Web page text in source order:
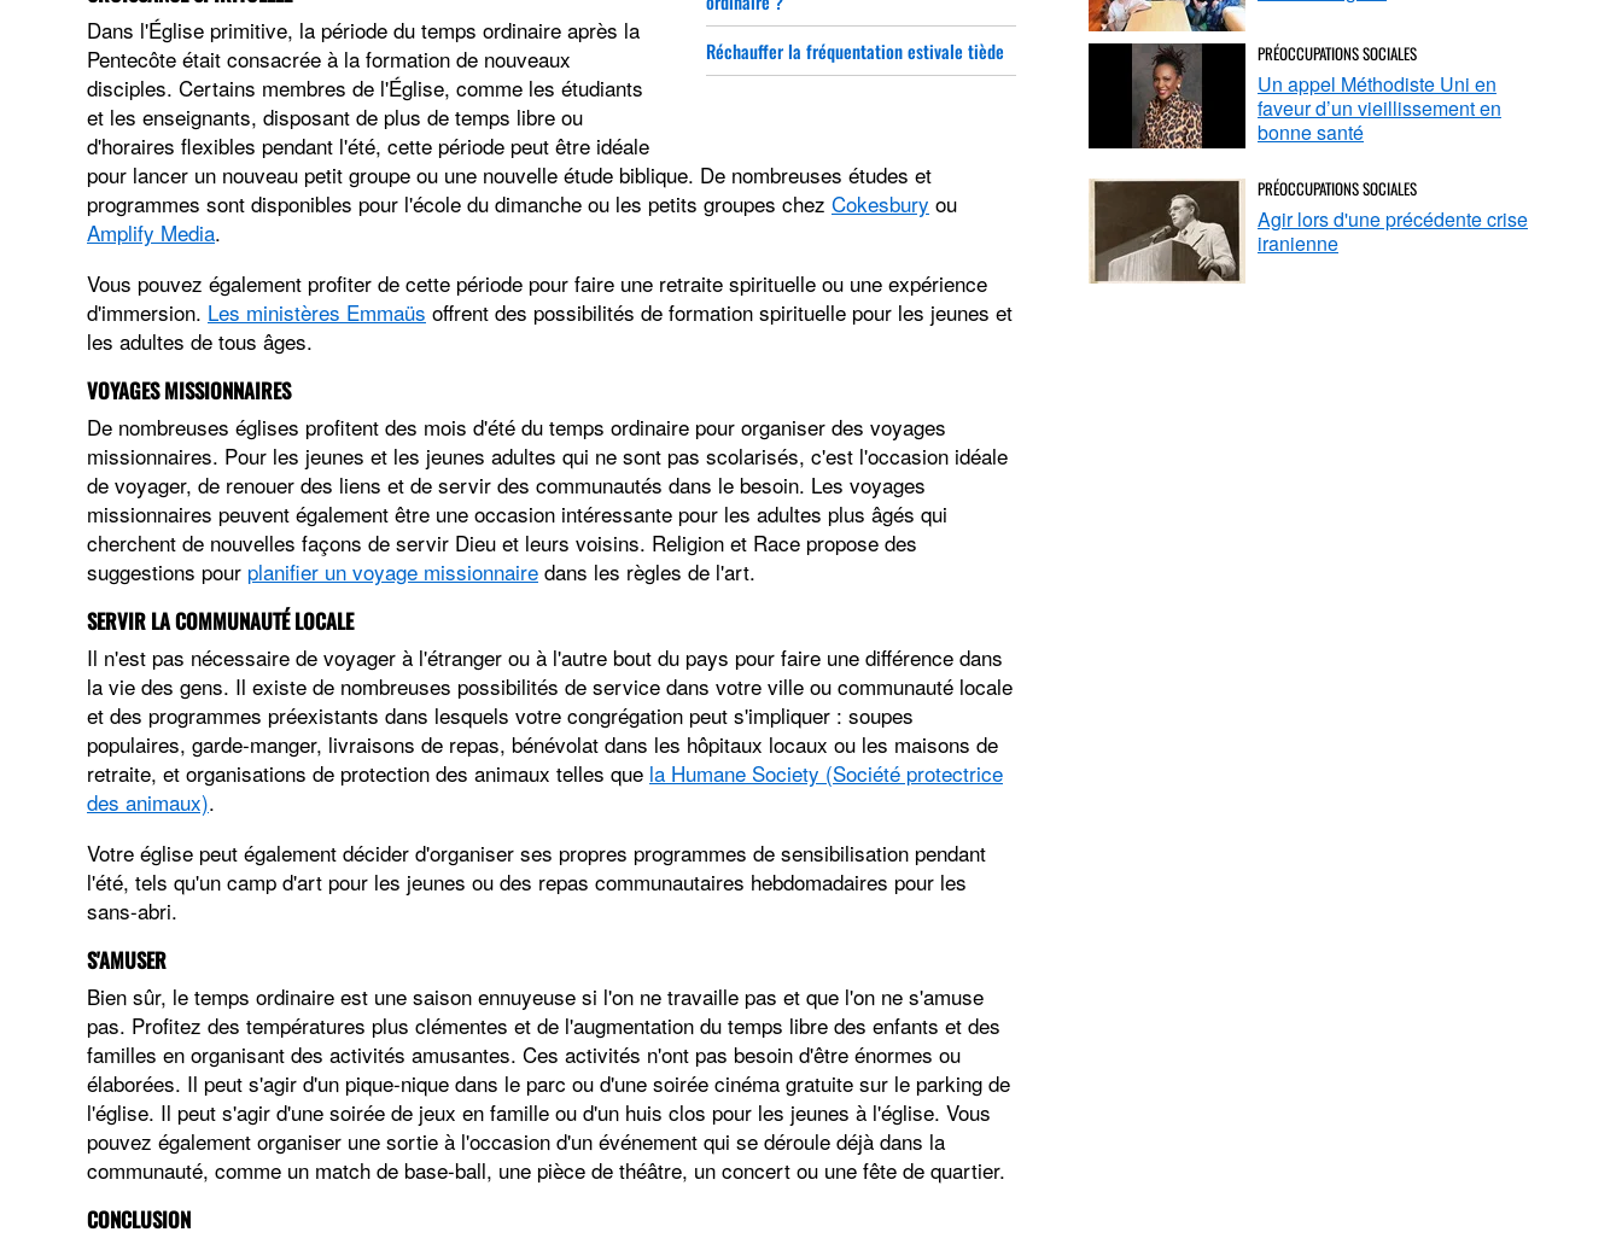
Réchauffer la fréquentation estivale tiède
Dans l'Église primitive, la période du temps ordinaire après la
Pentecôte était consacrée à la formation de nouveaux
disciples. Certains membres de l'Église, comme les étudiants
et les enseignants, disposant de plus de temps libre ou
d'horaires flexibles pendant l'été, cette période peut être idéale
pour lancer un nouveau petit groupe ou une nouvelle étude biblique. De nombreuses études et
programmes sont disponibles pour l'école du dimanche ou les petits groupes chez Cokesbury ou
Amplify Media.
Vous pouvez également profiter de cette période pour faire une retraite spirituelle ou une expérience
d'immersion. Les ministères Emmaüs offrent des possibilités de formation spirituelle pour les jeunes et
les adultes de tous âges.
VOYAGES MISSIONNAIRES
De nombreuses églises profitent des mois d'été du temps ordinaire pour organiser des voyages
missionnaires. Pour les jeunes et les jeunes adultes qui ne sont pas scolarisés, c'est l'occasion idéale
de voyager, de renouer des liens et de servir des communautés dans le besoin. Les voyages
missionnaires peuvent également être une occasion intéressante pour les adultes plus âgés qui
cherchent de nouvelles façons de servir Dieu et leurs voisins. Religion et Race propose des
suggestions pour planifier un voyage missionnaire dans les règles de l'art.
SERVIR LA COMMUNAUTÉ LOCALE
Il n'est pas nécessaire de voyager à l'étranger ou à l'autre bout du pays pour faire une différence dans
la vie des gens. Il existe de nombreuses possibilités de service dans votre ville ou communauté locale
et des programmes préexistants dans lesquels votre congrégation peut s'impliquer : soupes
populaires, garde-manger, livraisons de repas, bénévolat dans les hôpitaux locaux ou les maisons de
retraite, et organisations de protection des animaux telles que la Humane Society (Société protectrice
des animaux).
Votre église peut également décider d'organiser ses propres programmes de sensibilisation pendant
l'été, tels qu'un camp d'art pour les jeunes ou des repas communautaires hebdomadaires pour les
sans-abri.
S'AMUSER
Bien sûr, le temps ordinaire est une saison ennuyeuse si l'on ne travaille pas et que l'on ne s'amuse
pas. Profitez des températures plus clémentes et de l'augmentation du temps libre des enfants et des
familles en organisant des activités amusantes. Ces activités n'ont pas besoin d'être énormes ou
élaborées. Il peut s'agir d'un pique-nique dans le parc ou d'une soirée cinéma gratuite sur le parking de
l'église. Il peut s'agir d'une soirée de jeux en famille ou d'un huis clos pour les jeunes à l'église. Vous
pouvez également organiser une sortie à l'occasion d'un événement qui se déroule déjà dans la
communauté, comme un match de base-ball, une pièce de théâtre, un concert ou une fête de quartier.
CONCLUSION
PRÉOCCUPATIONS SOCIALES
Un appel Méthodiste Uni en
faveur d’un vieillissement en
bonne santé
PRÉOCCUPATIONS SOCIALES
Agir lors d'une précédente crise
iranienne